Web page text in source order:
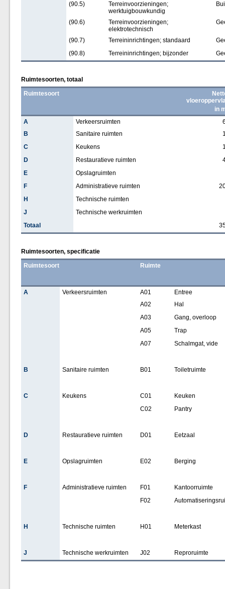
(90.5)
Terreinvoorzieningen;
werktuigbouwkundig
(90.6)
Terreinvoorzieningen;
elektrotechnisch
(90.7) Terreininrichtingen; standaard
(90.8)
Terreininrichtingen; bijzonder
Ruimtesoorten, totaal
Ruimtesoort
in
A
Verkeersruimten
B
Sanitaire ruimten
C
Keukens
D
Restauratieve ruimten
E
Opslagruimten
F
Administratieve ruimten
H
Technische ruimten
J
Technische werkruimten
Totaal
Ruimtesoorten, specificatie
Ruimtesoort
Ruimte
A Verkeersruimten A01
Entree
A02
Hal
A03
Gang, overloop
A05
Trap
A07
Schalmgat, vide
B Sanitaire ruimten B01 Toiletruimte
C Keukens C01
Keuken
C02
Pantry
D Restauratieve ruimten D01 Eetzaal
E Opslagruimten E02 Berging
F Administratieve ruimten F01
Kantoorruimte
F02
H Technische ruimten H01 Meterkast
J Technische werkruimten J02 Reproruimte